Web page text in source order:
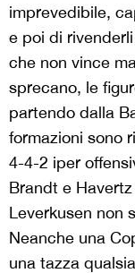
imprevedibile,
e poi di
che non vince
sprecano, le
partendo dalla
formazioni sono
4-4-2 iper
Brandt e
Leverkusen non
Neanche una
una tazza